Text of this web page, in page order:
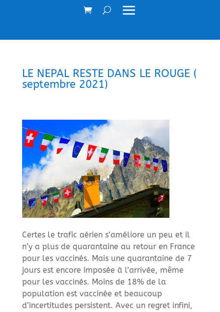
LE NEPAL RESTE DANS LE ROUGE (
septembre 2021)
Certes le trafic aérien s’améliore un peu et il
n’y a plus de quarantaine au retour en France
pour les vaccinés. Mais une quarantaine de 7
jours est encore imposée à l’arrivée, même
pour les vaccinés. Moins de 18% de la
population est vaccinée et beaucoup
d’incertitudes persistent. Avec un regret infini,